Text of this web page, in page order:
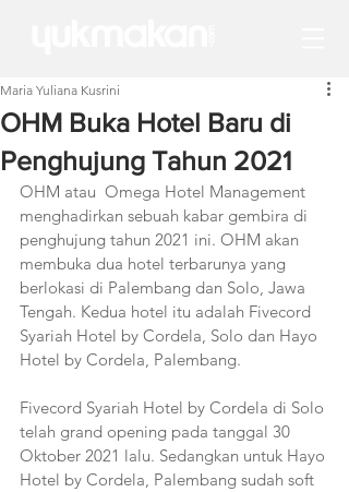
OHM Buka Hotel Baru di
Penghujung Tahun 2021
Maria Yuliana Kusrini
OHM atau  Omega Hotel Management
menghadirkan sebuah kabar gembira di
penghujung tahun 2021 ini. OHM akan
membuka dua hotel terbarunya yang
berlokasi di Palembang dan Solo, Jawa
Tengah. Kedua hotel itu adalah Fivecord
Syariah Hotel by Cordela, Solo dan Hayo
Hotel by Cordela, Palembang.
Fivecord Syariah Hotel by Cordela di Solo
telah grand opening pada tanggal 30
Oktober 2021 lalu. Sedangkan untuk Hayo
Hotel by Cordela, Palembang sudah soft